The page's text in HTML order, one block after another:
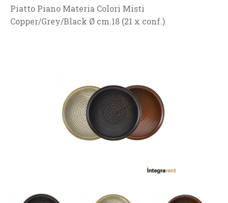
Piatto Piano Materia Colori Misti
Copper/Grey/Black Ø cm.18 (21 x conf.)